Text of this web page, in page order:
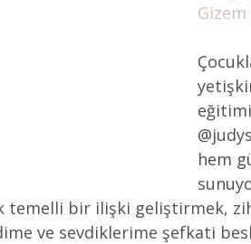
Gizem
eğitimi
hem
temelli bir ilişki geliştirmek,
ve sevdiklerime şefkati